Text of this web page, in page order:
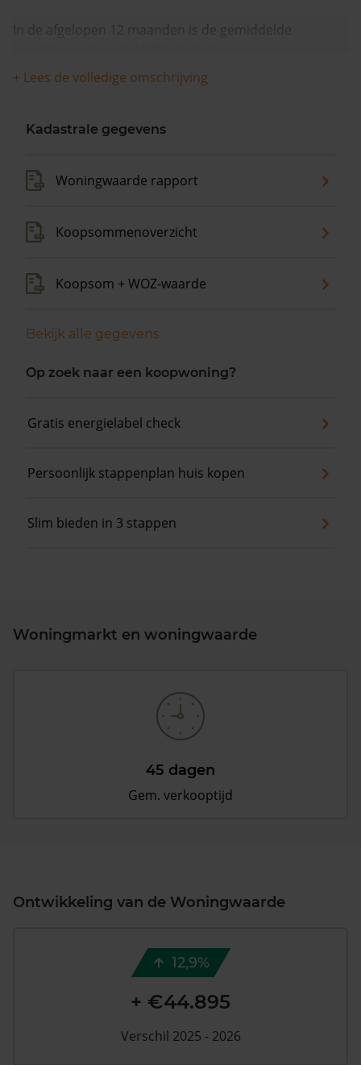
In de afgelopen 12 maanden is de gemiddelde
+ Lees de volledige omschrijving
Kadastrale gegevens
Woningwaarde rapport
Koopsommenoverzicht
Koopsom + WOZ-waarde
Bekijk alle gegevens
Op zoek naar een koopwoning?
Gratis energielabel check
Persoonlijk stappenplan huis kopen
Slim bieden in 3 stappen
Woningmarkt en woningwaarde
45 dagen
Gem. verkooptijd
Ontwikkeling van de Woningwaarde
12,9%
+ €44.895
Verschil 2025 - 2026